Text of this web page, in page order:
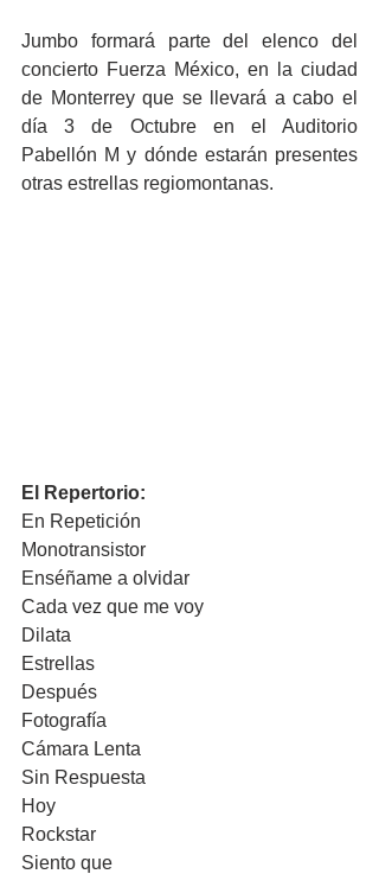
Jumbo formará parte del elenco del
concierto Fuerza México, en la ciudad
de Monterrey que se llevará a cabo el
día 3 de Octubre en el Auditorio
Pabellón M y dónde estarán presentes
otras estrellas regiomontanas.
El Repertorio:
En Repetición
Monotransistor
Enséñame a olvidar
Cada vez que me voy
Dilata
Estrellas
Después
Fotografía
Cámara Lenta
Sin Respuesta
Hoy
Rockstar
Siento que